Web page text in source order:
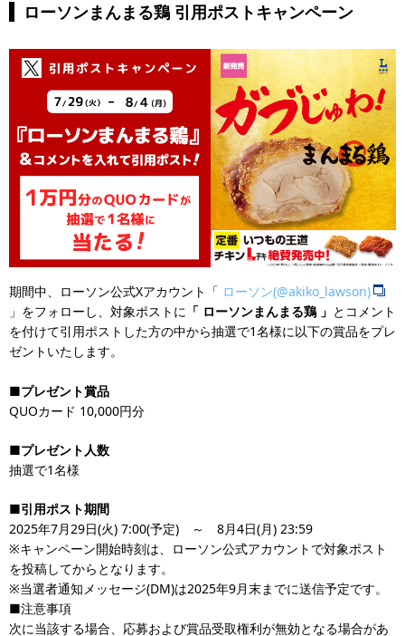
ローソンまんまる鶏 引用ポストキャンペーン
期間中、ローソン公式Xアカウント「 ローソン(@akiko_lawson)
」をフォローし、対象ポストに 「 ローソンまんまる鶏 」 とコメント
を付けて引用ポストした方の中から抽選で1名様に以下の賞品をプレ
ゼントいたします。
■プレゼント賞品
QUOカード 10,000円分
■プレゼント人数
抽選で1名様
■引用ポスト期間
2025年7月29日(火) 7:00(予定) ～ 8月4日(月) 23:59
※キャンペーン開始時刻は、ローソン公式アカウントで対象ポスト
を投稿してからとなります。
※当選者通知メッセージ(DM)は2025年9月末までに送信予定です。
■注意事項
次に当該する場合、応募および賞品受取権利が無効となる場合があ